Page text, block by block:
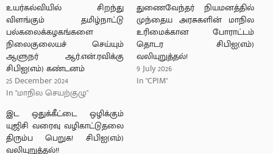
உயர்கல்வியில் சிறந்து
விளங்கும் தமிழ்நாட்டு
பல்கலைக்கழகங்களை
நிலைகுலையச் செய்யும்
ஆளுநர் ஆர்.என்.ரவிக்கு
சிபிஐ(எம்) கண்டனம்
25 December 2024
In "மாநில செயற்குழு"
துணைவேந்தர் நியமனத்தில்
முந்தைய அரசுகளின் மாநில
உரிமைக்கான போராட்டம்
தொடர சிபிஐ(எம்)
வலியுறுத்தல்!
9 July 2026
In "CPIM"
இட ஒதுக்கீட்டை ஒழிக்கும்
யுஜிசி வரைவு வழிகாட்டுதலை
திரும்ப பெறுக! சிபிஐ(எம்)
வலியுறுத்தல்!!